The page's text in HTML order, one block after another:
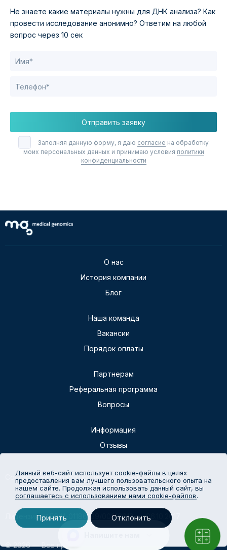
Не знаете какие материалы нужны для ДНК анализа? Как
провести исследование анонимно? Ответим на любой
вопрос через 10 сек
Отправить заявку
Заполняя данную форму, я даю согласие на обработку
моих персональных данных и принимаю условия политики
конфиденциальности
О нас
История компании
Блог
Наша команда
Вакансии
Порядок оплаты
Партнерам
Реферальная программа
Вопросы
Информация
Отзывы
Согласие на обработку персональных данных
Политика конфиденциальности
Лицензия №Л041-01186-69/00316612 от 06.10.2017
© 2026 — Все права защищены.
Данный веб-сайт использует cookie-файлы в целях
предоставления вам лучшего пользовательского опыта на
нашем сайте. Продолжая использовать данный сайт, вы
соглашаетесь с использованием нами cookie-файлов.
Принять Отклонить